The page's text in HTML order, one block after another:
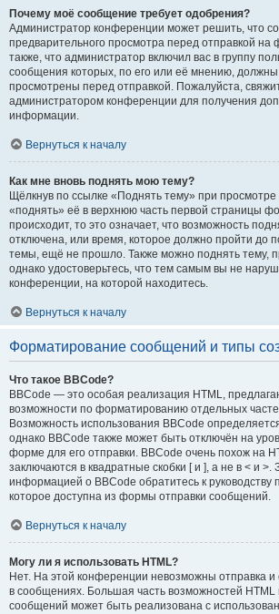
Почему моё сообщение требует одобрения?
Администратор конференции может решить, что
предварительного просмотра перед отправкой
также, что администратор включил вас в группу
сообщения которых, по его или её мнению,
просмотрены перед отправкой. Пожалуйста,
администратором конференции для получения
информации.
Вернуться к началу
Как мне вновь поднять мою тему?
Щёлкнув по ссылке «Поднять тему» при
«поднять» её в верхнюю часть первой страницы
происходит, то это означает, что возможность
отключена, или время, которое должно пройти до
темы, ещё не прошло. Также можно поднять тему,
однако удостоверьтесь, что тем самым вы не
конференции, на которой находитесь.
Вернуться к началу
Форматирование сообщений и типы
Что такое BBCode?
BBCode — это особая реализация HTML,
возможности по форматированию отдельных
Возможность использования BBCode
однако BBCode также может быть отключён на
форме для его отправки. BBCode очень похож на
заключаются в квадратные скобки [ и ], а не в < и >.
информацией о BBCode обратитесь к руководству
которое доступна из формы отправки сообщений.
Вернуться к началу
Могу ли я использовать HTML?
Нет. На этой конференции невозможны отправка и
в сообщениях. Большая часть возможностей
сообщений может быть реализована с